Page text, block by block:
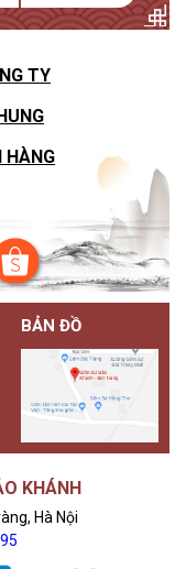
TY
HÀNG
BẢN ĐỒ
KHÁNH
Hà Nội